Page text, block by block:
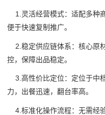
1.灵活经营模式：适配多种
便于快速复制推广。
2.稳定供应链体系：核心原
控，保障出品稳定。
3.高性价比定位：定位于中
力，出餐迅速，翻台率高。
4.标准化操作流程：无需经